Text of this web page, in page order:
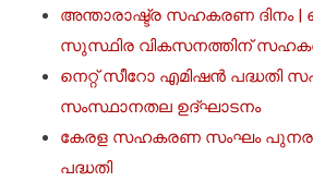
അന്താരാഷ്ട്ര സഹകരണ ദിനം |
സുസ്ഥിര വികസനത്തിന്
നെറ്റ് സീറോ എമിഷൻ പദ്ധതി
സംസ്ഥാനതല ഉദ്ഘാടനം
കേരള സഹകരണ സംഘം
പദ്ധതി